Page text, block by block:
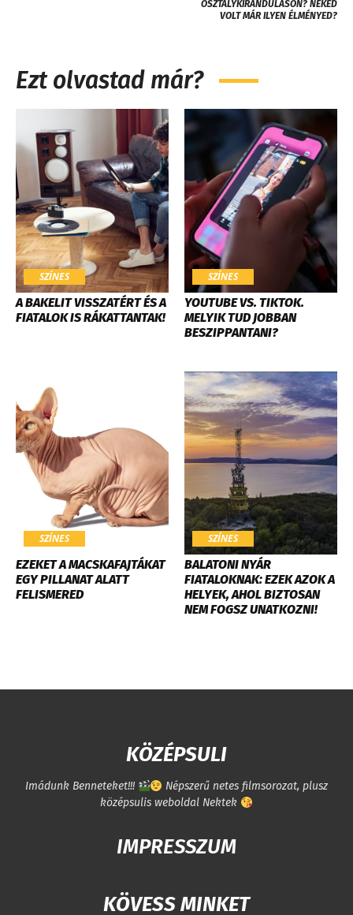
OSZTÁLYKIRÁNDULÁSON? NEKED
VOLT MÁR ILYEN ÉLMÉNYED?
Ezt olvastad már?
SZÍNES
A BAKELIT VISSZATÉRT ÉS A
FIATALOK IS RÁKATTANTAK!
SZÍNES
YOUTUBE VS. TIKTOK.
MELYIK TUD JOBBAN
BESZIPPANTANI?
SZÍNES
EZEKET A MACSKAFAJTÁKAT
EGY PILLANAT ALATT
FELISMERED
SZÍNES
BALATONI NYÁR
FIATALOKNAK: EZEK AZOK A
HELYEK, AHOL BIZTOSAN
NEM FOGSZ UNATKOZNI!
KÖZÉPSULI
Imádunk Benneteket!!!
Népszerű netes filmsorozat, plusz
középsulis weboldal Nektek
IMPRESSZUM
KÖVESS MINKET